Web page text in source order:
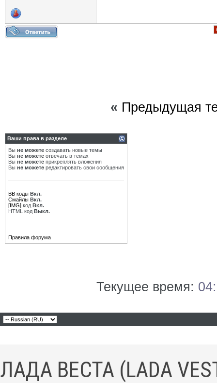
« Предыдущая
Ваши права в разделе
Вы не можете создавать новые темы
Вы не можете отвечать в темах
Вы не можете прикреплять вложения
Вы не можете редактировать свои сообщения
BB коды Вкл.
Смайлы Вкл.
[IMG] код Вкл.
HTML код Выкл.
Правила форума
Текущее время:
ЛАДА ВЕСТА (LADA